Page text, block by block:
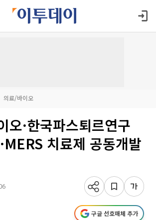
의료/바이오
오·한국파스퇴르연구
치료제 공동개발
구글 선호매체 추가